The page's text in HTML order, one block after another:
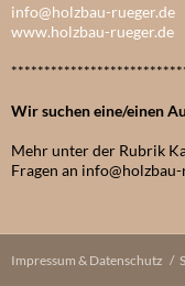
info@holzbau-rueger.de
www.holzbau-rueger.de
Wir suchen eine/einen
Mehr unter der Rubrik
Fragen an
Impressum & Datenschutz